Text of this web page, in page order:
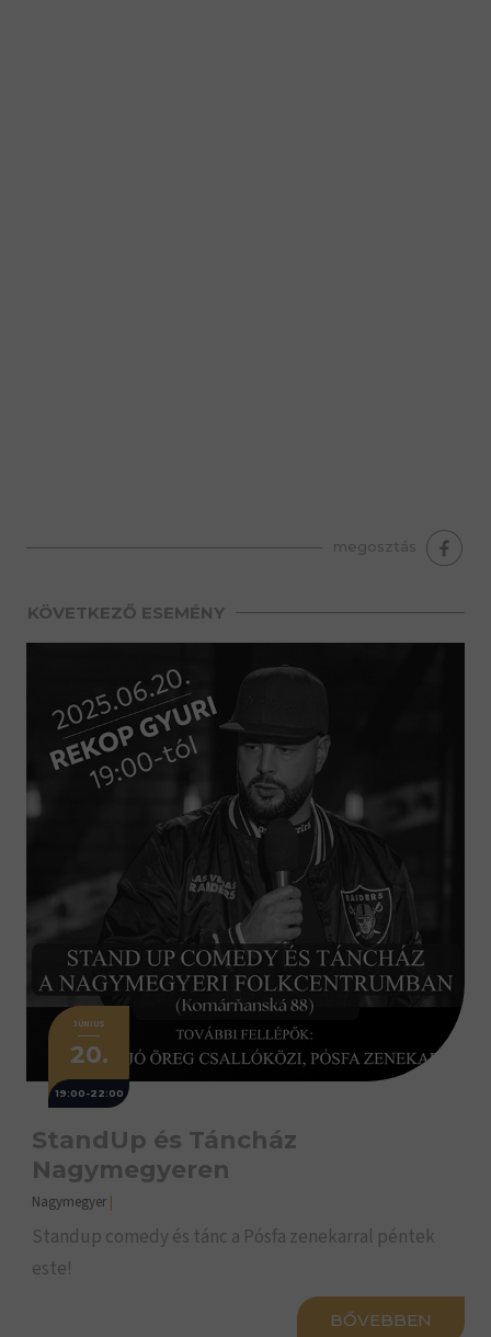
megosztás
KÖVETKEZŐ ESEMÉNY
JÚNIUS
20.
19:00-22:00
StandUp és Táncház
Nagymegyeren
Nagymegyer |
Standup comedy és tánc a Pósfa zenekarral péntek
este!
BŐVEBBEN